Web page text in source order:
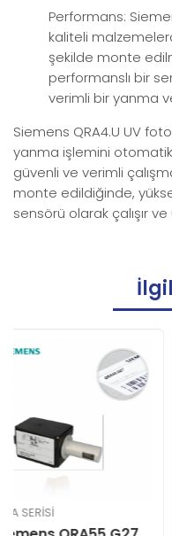
Performans:
kaliteli
şekilde monte
performanslı bir
verimli bir yanma
Siemens QRA4.U UV
yanma işlemini
güvenli ve verimli
monte edildiğinde,
sensörü olarak çalışır
QRA SERISI